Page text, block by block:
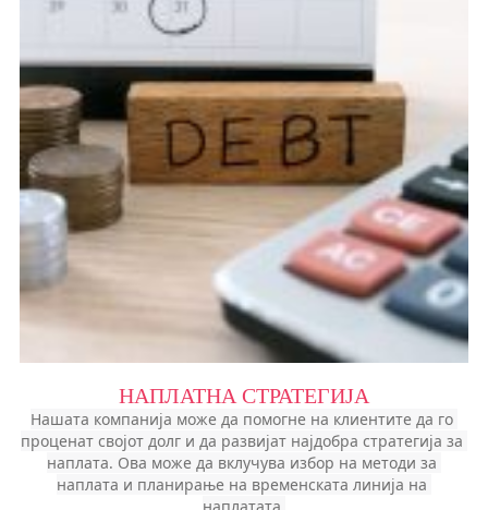
НАПЛАТНА СТРАТЕГИЈА
Нашата компанија може да помогне на клиентите да го
проценат својот долг и да развијат најдобра стратегија за
наплата. Ова може да вклучува избор на методи за
наплата и планирање на временската линија на
наплатата.